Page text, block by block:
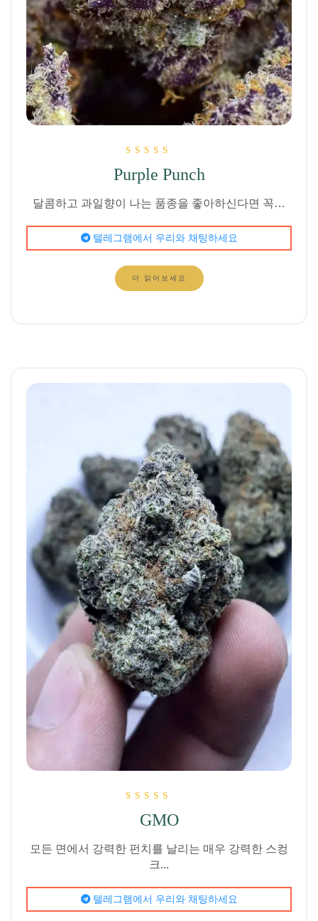
5.00
로 평가됨
Purple Punch
달콤하고 과일향이 나는 품종을 좋아하신다면 꼭…
텔레그램에서 우리와 채팅하세요
더 읽어보세요
5.00
로 평가됨
GMO
모든 면에서 강력한 펀치를 날리는 매우 강력한 스컹
크...
텔레그램에서 우리와 채팅하세요